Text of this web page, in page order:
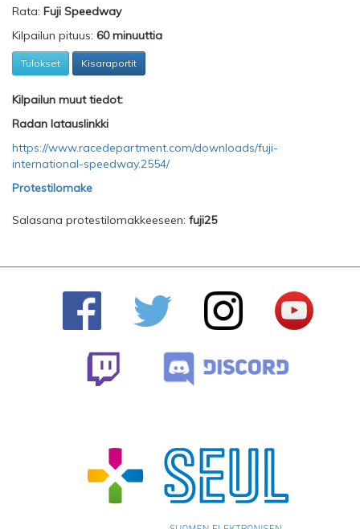
Rata: Fuji Speedway
Kilpailun pituus: 60 minuuttia
Tulokset Kisaraportit
Kilpailun muut tiedot:
Radan latauslinkki
https://www.racedepartment.com/downloads/fuji-
international-speedway.2554/
Protestilomake
Salasana protestilomakkeeseen: fuji25